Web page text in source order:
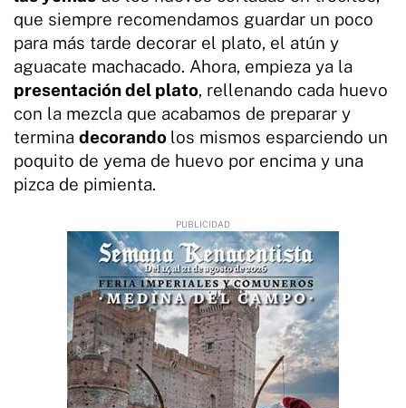
que siempre recomendamos guardar un poco
para más tarde decorar el plato, el atún y
aguacate machacado. Ahora, empieza ya la
presentación del plato, rellenando cada huevo
con la mezcla que acabamos de preparar y
termina decorando los mismos esparciendo un
poquito de yema de huevo por encima y una
pizca de pimienta.